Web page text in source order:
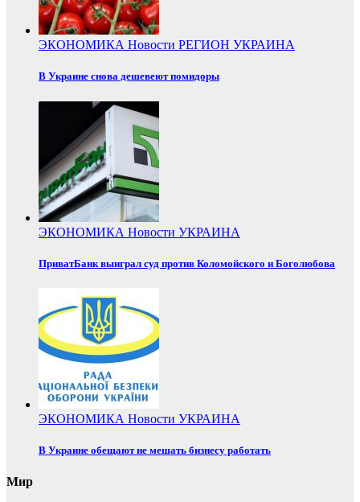
ЭКОНОМИКА Новости РЕГИОН УКРАИНА
В Украине снова дешевеют помидоры
ЭКОНОМИКА Новости УКРАИНА
ПриватБанк выиграл суд против Коломойского и Боголюбова
ЭКОНОМИКА Новости УКРАИНА
В Украине обещают не мешать бизнесу работать
Мир